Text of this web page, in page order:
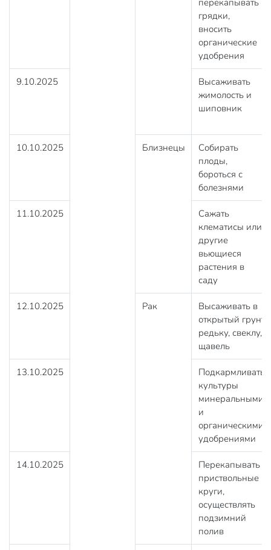
грядки,
вносить
органические
удобрения
9.10.2025
Высаживать
жимолость и
шиповник
10.10.2025 Близнецы
Собирать
плоды,
бороться с
болезнями
11.10.2025
Сажать
клематисы или
другие
вьющиеся
растения в
саду
12.10.2025 Рак
Высаживать в
открытый грунт
редьку, свеклу,
щавель
13.10.2025
Подкармливать
культуры
минеральными
и
органическими
удобрениями
14.10.2025
Перекапывать
приствольные
круги,
осуществлять
подзимний
полив